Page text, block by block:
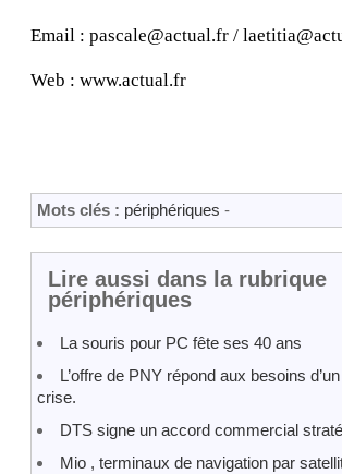
Email : pascale@actual.fr /
Web : www.actual.fr
Mots clés : périphériques -
Lire aussi dans la rubrique
périphériques
La souris pour PC fête ses 40 ans
L’offre de PNY répond aux besoins
crise.
DTS signe un accord commercial
Mio , terminaux de navigation par